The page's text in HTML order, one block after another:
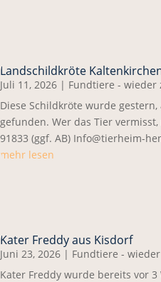
Landschildkröte
Juli 11, 2026 | Fundtiere - wieder
Diese Schildkröte wurde
gefunden. Wer das Tier
91833 (ggf. AB) Info@tierheim-
mehr lesen
Kater Freddy aus Kisdorf
Juni 23, 2026 | Fundtiere -
Kater Freddy wurde bereits vor